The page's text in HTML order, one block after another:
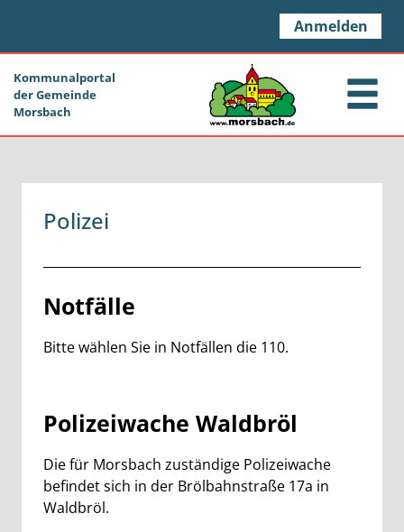
Anmelden
Kommunalportal
der Gemeinde
Morsbach
Polizei
Beschreibung
Notfälle
Bitte wählen Sie in Notfällen die 110.
Polizeiwache Waldbröl
Die für Morsbach zuständige Polizeiwache
befindet sich in der Brölbahnstraße 17a in
Waldbröl.